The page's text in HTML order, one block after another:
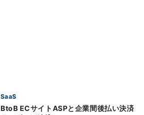
SaaS
BtoB ECサイトASPと企業間後払い決済